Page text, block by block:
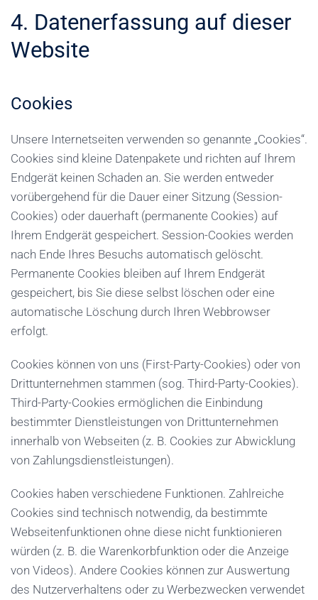
4. Datenerfassung auf dieser
Website
Cookies
Unsere Internetseiten verwenden so genannte „Cookies“.
Cookies sind kleine Datenpakete und richten auf Ihrem
Endgerät keinen Schaden an. Sie werden entweder
vorübergehend für die Dauer einer Sitzung (Session-
Cookies) oder dauerhaft (permanente Cookies) auf
Ihrem Endgerät gespeichert. Session-Cookies werden
nach Ende Ihres Besuchs automatisch gelöscht.
Permanente Cookies bleiben auf Ihrem Endgerät
gespeichert, bis Sie diese selbst löschen oder eine
automatische Löschung durch Ihren Webbrowser
erfolgt.
Cookies können von uns (First-Party-Cookies) oder von
Drittunternehmen stammen (sog. Third-Party-Cookies).
Third-Party-Cookies ermöglichen die Einbindung
bestimmter Dienstleistungen von Drittunternehmen
innerhalb von Webseiten (z. B. Cookies zur Abwicklung
von Zahlungsdienstleistungen).
Cookies haben verschiedene Funktionen. Zahlreiche
Cookies sind technisch notwendig, da bestimmte
Webseitenfunktionen ohne diese nicht funktionieren
würden (z. B. die Warenkorbfunktion oder die Anzeige
von Videos). Andere Cookies können zur Auswertung
des Nutzerverhaltens oder zu Werbezwecken verwendet